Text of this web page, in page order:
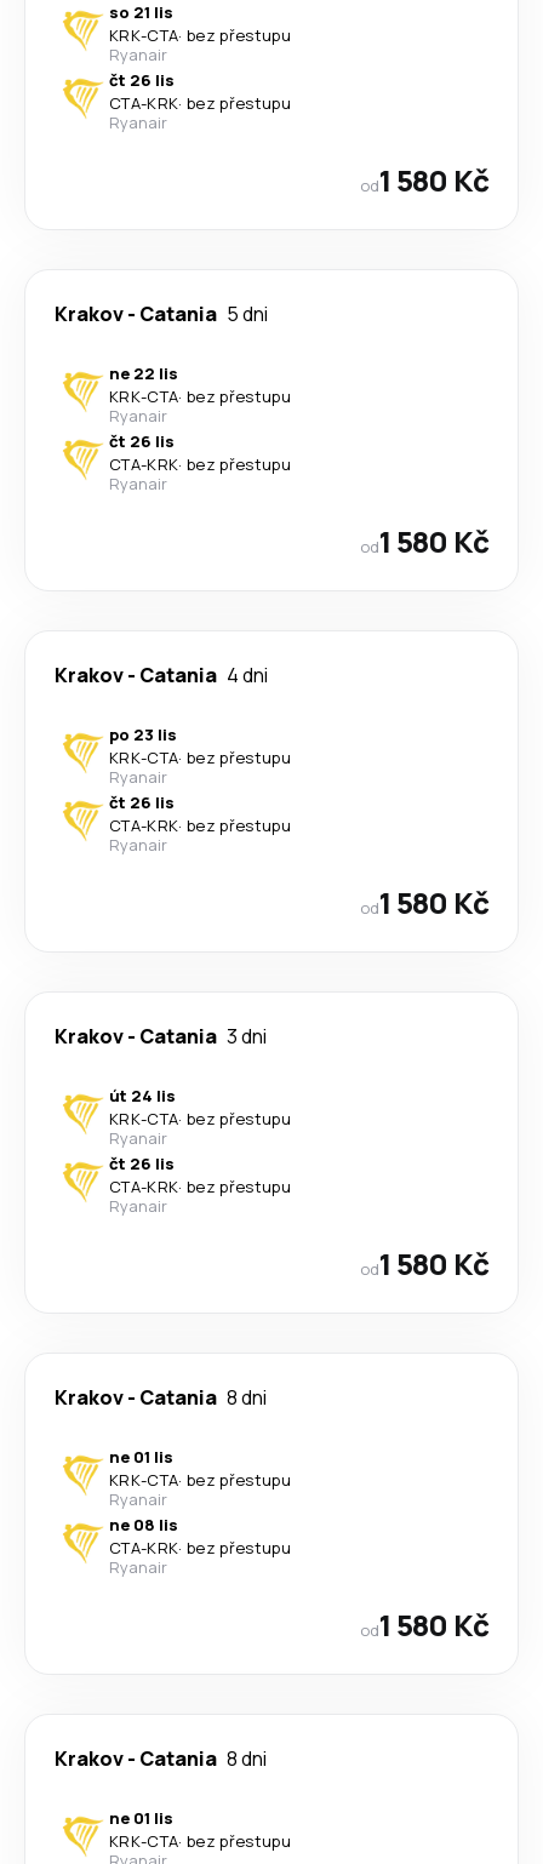
so 21 lis
KRK-CTA· bez přestupu
Ryanair
čt 26 lis
CTA-KRK· bez přestupu
Ryanair
od1 580 Kč
Krakov- Catania 5 dni
ne 22 lis
KRK-CTA· bez přestupu
Ryanair
čt 26 lis
CTA-KRK· bez přestupu
Ryanair
od1 580 Kč
Krakov- Catania 4 dni
po 23 lis
KRK-CTA· bez přestupu
Ryanair
čt 26 lis
CTA-KRK· bez přestupu
Ryanair
od1 580 Kč
Krakov- Catania 3 dni
út 24 lis
KRK-CTA· bez přestupu
Ryanair
čt 26 lis
CTA-KRK· bez přestupu
Ryanair
od1 580 Kč
Krakov- Catania 8 dni
ne 01 lis
KRK-CTA· bez přestupu
Ryanair
ne 08 lis
CTA-KRK· bez přestupu
Ryanair
od1 580 Kč
Krakov- Catania 8 dni
ne 01 lis
KRK-CTA· bez přestupu